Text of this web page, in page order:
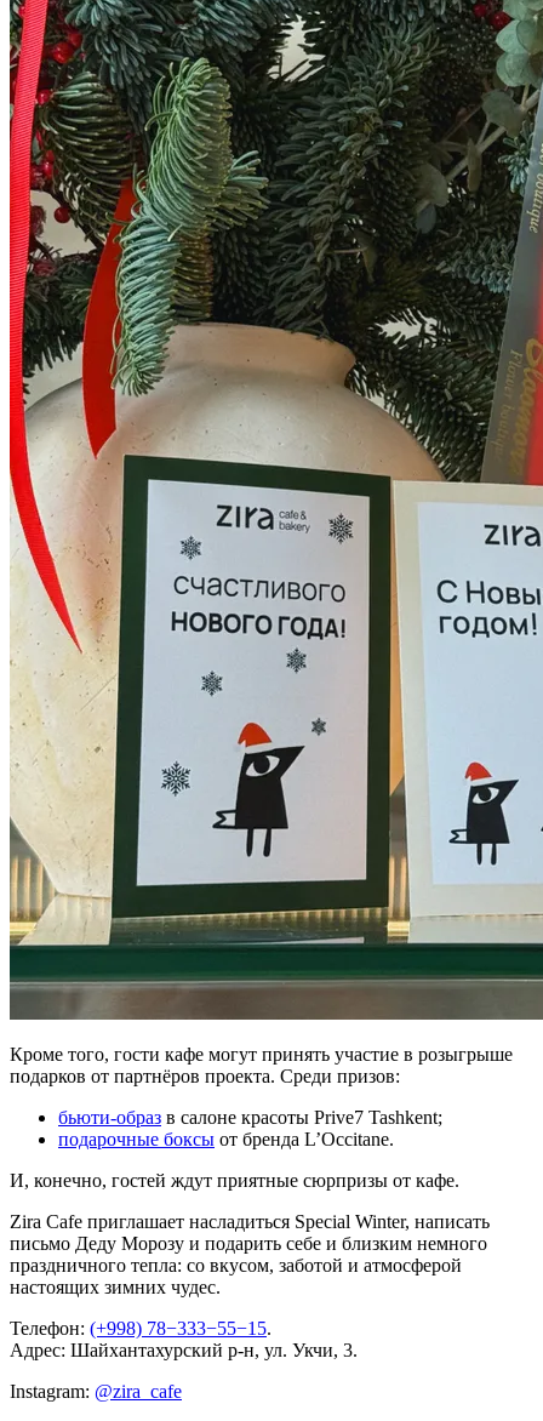
Кроме того, гости кафе могут принять участие в розыгрыше
подарков от партнёров проекта. Среди призов:
бьюти-образ в салоне красоты Prive7 Tashkent;
подарочные боксы от бренда L’Occitane.
И, конечно, гостей ждут приятные сюрпризы от кафе.
Zira Cafe приглашает насладиться Special Winter, написать
письмо Деду Морозу и подарить себе и близким немного
праздничного тепла: со вкусом, заботой и атмосферой
настоящих зимних чудес.
Телефон: (+998) 78−333−55−15.
Адрес: Шайхантахурский р-н, ул. Укчи, 3.
Instagram: @zira_cafe